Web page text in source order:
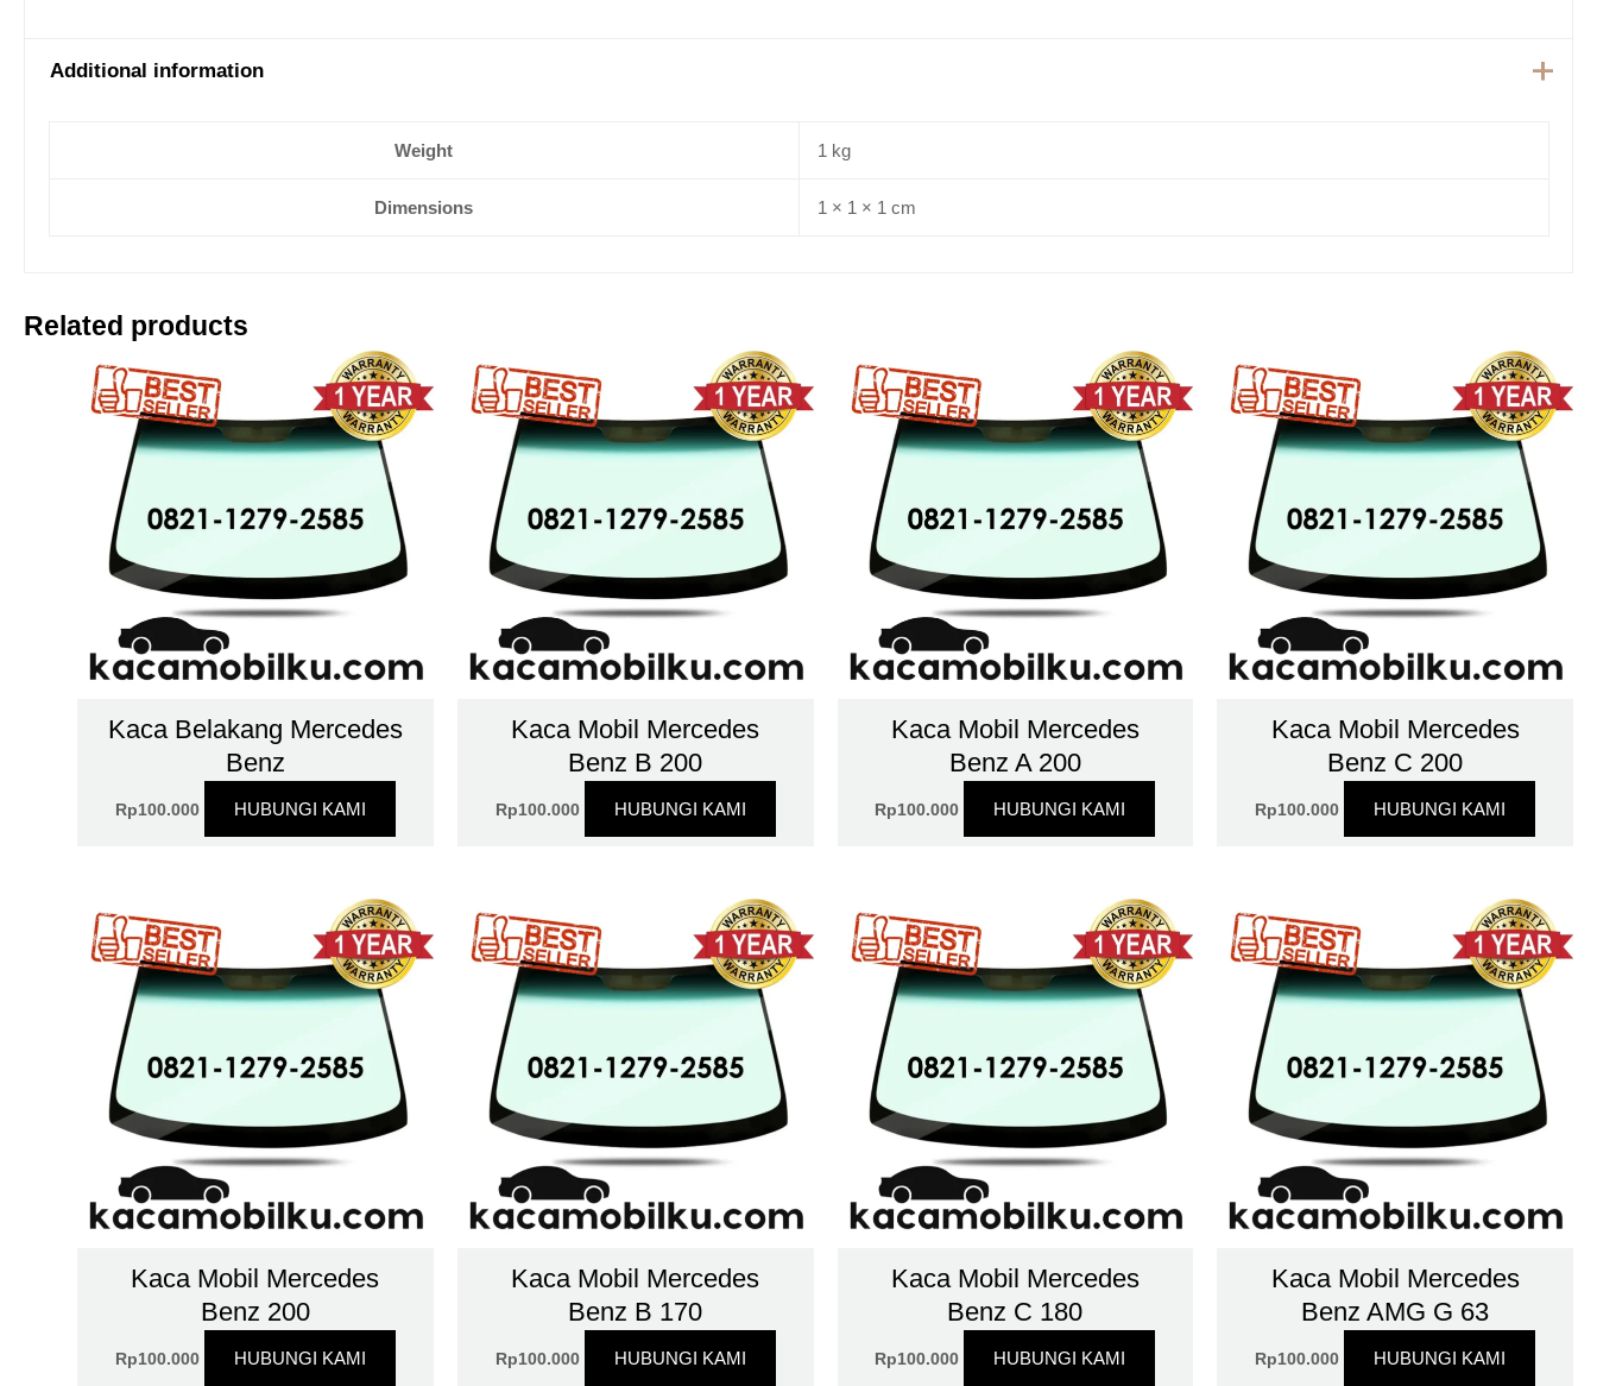
Additional information
Weight 1 kg
Dimensions 1 × 1 × 1 cm
Related products
Kaca Belakang Mercedes
Benz
Rp100.000 HUBUNGI KAMI
Kaca Mobil Mercedes
Benz B 200
Rp100.000 HUBUNGI KAMI
Kaca Mobil Mercedes
Benz A 200
Rp100.000 HUBUNGI KAMI
Kaca Mobil Mercedes
Benz C 200
Rp100.000 HUBUNGI KAMI
Kaca Mobil Mercedes
Benz 200
Rp100.000 HUBUNGI KAMI
Kaca Mobil Mercedes
Benz B 170
Rp100.000 HUBUNGI KAMI
Kaca Mobil Mercedes
Benz C 180
Rp100.000 HUBUNGI KAMI
Kaca Mobil Mercedes
Benz AMG G 63
Rp100.000 HUBUNGI KAMI